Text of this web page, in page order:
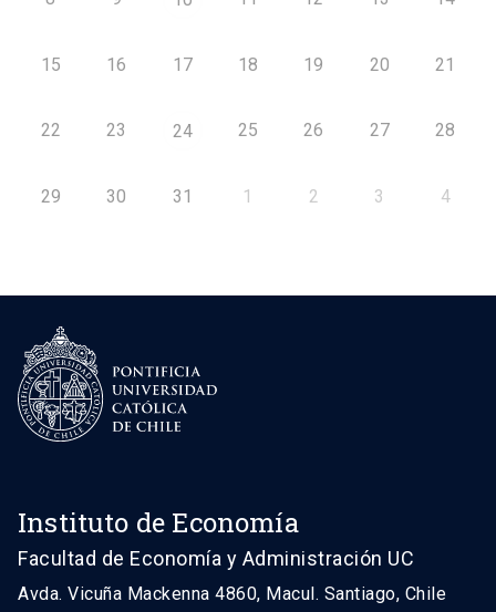
15 16 17 18 19 20 21
22 23 24 25 26 27 28
29 30 31 1 2 3 4
Instituto de Economía
Facultad de Economía y Administración UC
Avda. Vicuña Mackenna 4860, Macul. Santiago, Chile